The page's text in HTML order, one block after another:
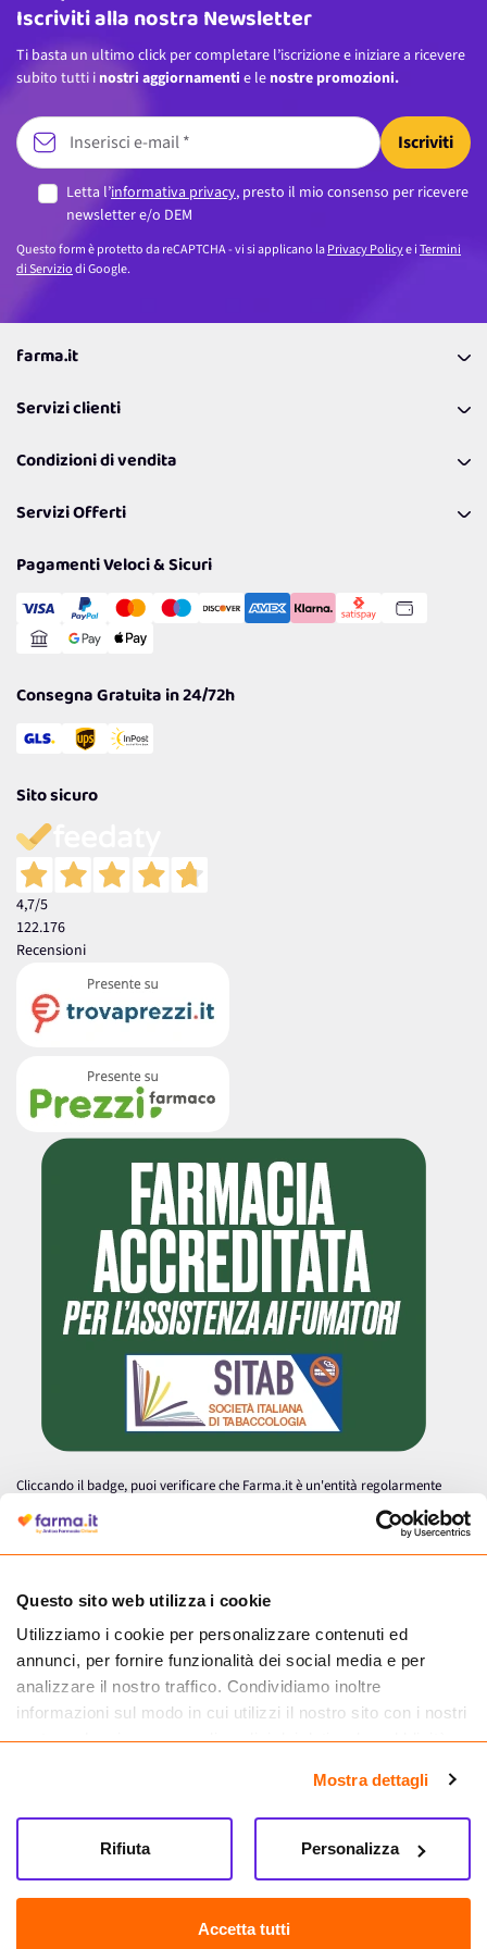
Questo sito web utilizza i cookie
Utilizziamo i cookie per personalizzare contenuti ed
annunci, per fornire funzionalità dei social media e per
analizzare il nostro traffico. Condividiamo inoltre
informazioni sul modo in cui utilizzi il nostro sito con i nostri
partner che si occupano di analisi dei dati web, pubblicità e
informazioni che hai fornito loro o che hanno raccolto dal
tuo utilizzo dei loro servizi.
Mostra dettagli
Accetta tutti
Personalizza
Rifiuta
Iscriviti alla nostra Newsletter
Ti basta un ultimo click per completare l’iscrizione e iniziare a ricevere
subito tutti i nostri aggiornamenti e le nostre promozioni.
Iscriviti
Letta l’informativa privacy, presto il mio consenso per ricevere
newsletter e/o DEM
Questo form è protetto da reCAPTCHA - vi si applicano laPrivacy Policye iTermini
di Serviziodi Google.
farma.it
Coupon
Lavora con noi
Politiche per la parità di genere
Servizi clienti
Richiamami
Resi
Condizioni di vendita
Spedizioni
Cookie Policy
Gestisci Cookie
Servizi Offerti
Reso Facile e Veloce
Pagamenti Veloci & Sicuri
Consegna Gratuita in 24/72h
Sito sicuro
4,7/5
122.176
Recensioni
Cliccando il badge, puoi verificare che Farma.it è un'entità regolarmente
autorizzata dal Ministero della Salute a effettuare la vendita online di
medicinali.
Farma.it S.a.s. P. IVA 07417261216 REA: NA-884088
CREDITS
Sede legale Via delle Repubbliche Marinare 128, 80147 Napoli